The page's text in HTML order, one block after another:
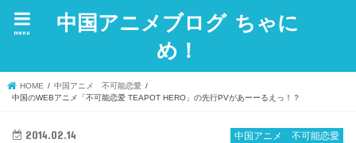
中国アニメブログ ちゃに
め！
menu
HOME
中国アニメ 不可能恋愛
中国のWEBアニメ「不可能恋爱 TEAPOT HERO」の先行PVがあーーるえっ！？
中国アニメ 不可能恋愛
2014.02.14